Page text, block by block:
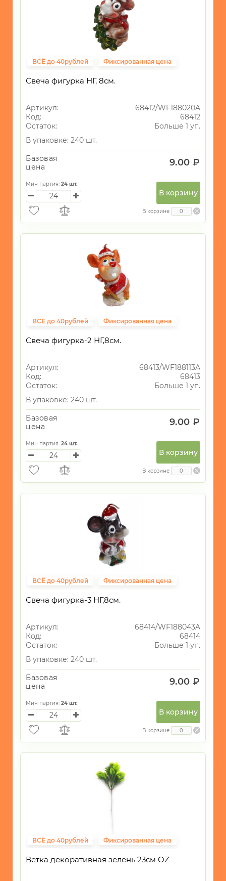
ВСЁ до 40рублей Фиксированная цена
Свеча фигурка НГ, 8см.
Артикул:
68412/WF188020A
Код:
68412
Остаток:
Больше 1 уп.
В упаковке: 240 шт.
Базовая
цена
9.00 ₽
Мин партия: 24 шт.
В корзину
В корзине
ВСЁ до 40рублей Фиксированная цена
Свеча фигурка-2 НГ,8см.
Артикул:
68413/WF188113A
Код:
68413
Остаток:
Больше 1 уп.
В упаковке: 240 шт.
Базовая
цена
9.00 ₽
Мин партия: 24 шт.
В корзину
В корзине
ВСЁ до 40рублей Фиксированная цена
Свеча фигурка-3 НГ,8см.
Артикул:
68414/WF188043A
Код:
68414
Остаток:
Больше 1 уп.
В упаковке: 240 шт.
Базовая
цена
9.00 ₽
Мин партия: 24 шт.
В корзину
В корзине
ВСЁ до 40рублей
Фиксированная цена
Ветка декоративная зелень 23см OZ